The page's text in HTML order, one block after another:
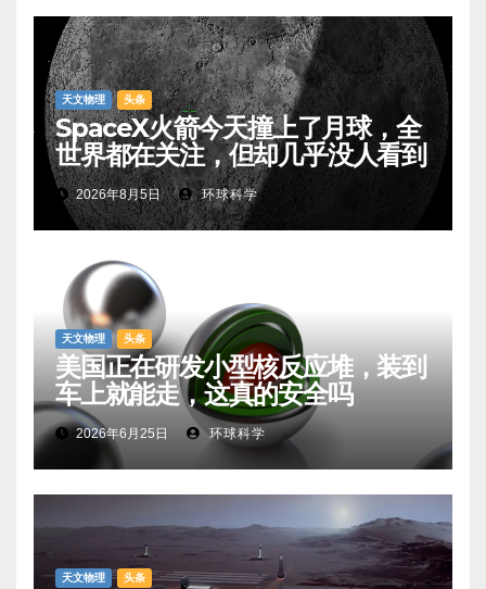
天文物理 头条
SpaceX火箭今天撞上了月球，全
世界都在关注，但却几乎没人看到
2026年8月5日 环球科学
天文物理 头条
美国正在研发小型核反应堆，装到
车上就能走，这真的安全吗
2026年6月25日 环球科学
天文物理 头条